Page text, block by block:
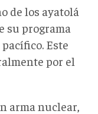
de los ayatolá
su programa
Este
por el
arma nuclear,